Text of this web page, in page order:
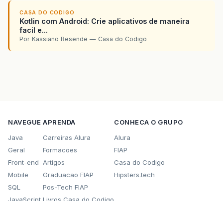
CASA DO CODIGO
Kotlin com Android: Crie aplicativos de maneira
facil e...
Por Kassiano Resende — Casa do Codigo
NAVEGUE
Java
Geral
Front-end
Mobile
SQL
APRENDA
Carreiras Alura
Formacoes
Artigos
Graduacao FIAP
Pos-Tech FIAP
CONHECA O GRUPO
Alura
FIAP
Casa do Codigo
Hipsters.tech